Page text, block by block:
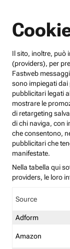
Il sito, inoltre, può
(providers), per
Fastweb
sono impiegati dai
pubblicitari legati
mostrare le
di retargeting
di chi naviga, con
che consentono,
pubblicitari che
manifestate.
Nella tabella qui
providers, le loro
Source
Adform
Amazon